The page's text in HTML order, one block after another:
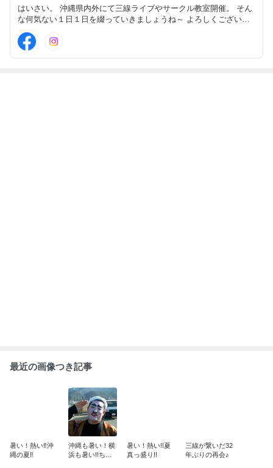
はいさい。 沖縄県内外にて三線ライブやサークル教室開催。 そん
な何気ない１日１日を綴っていきましょうね～ よろしくございま
～す。 株式会社KOHATSU PROJECT 代表 琉球古典音楽安冨祖流
師範 守禮之邦民謡協会 師範（理事）
最近の画像つき記事
暑い！熱い‼︎沖
縄の夏‼︎
沖縄も暑い！横
浜も暑い!!ちむ
暑い！熱い!!夏
真っ盛り!!
三線が繋いだ32
年ぶりの再会♪